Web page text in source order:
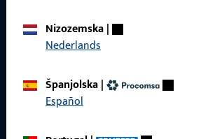
Nizozemska|
Nederlands
Španjolska|
Español
Opći uvjeti poslovanja